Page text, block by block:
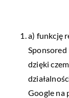
a) funkcję
dzięki
Google na